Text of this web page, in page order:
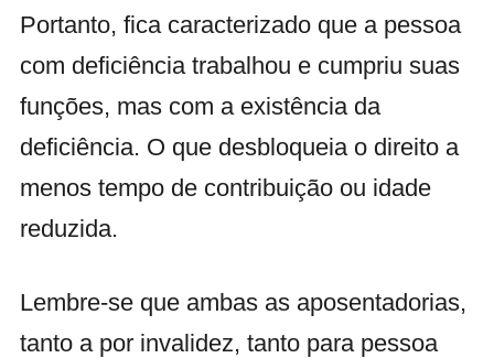
Portanto, fica caracterizado que a pessoa
com deficiência trabalhou e cumpriu suas
funções, mas com a existência da
deficiência. O que desbloqueia o direito a
menos tempo de contribuição ou idade
reduzida.
Lembre-se que ambas as aposentadorias,
tanto a por invalidez, tanto para pessoa